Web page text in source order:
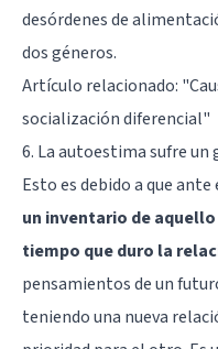
desórdenes de
dos géneros.
Artículo relacionado:
socialización diferencial"
6. La autoestima sufre
Esto es debido a que
un inventario de
tiempo que duro la
pensamientos de un
teniendo una nueva